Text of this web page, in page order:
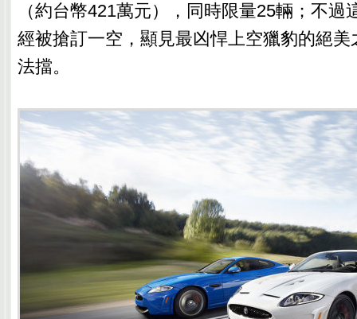
（約台幣421萬元），同時限量25輛；不過
經被搶訂一空，顯見最凶悍上空獵豹的絕
法擋。